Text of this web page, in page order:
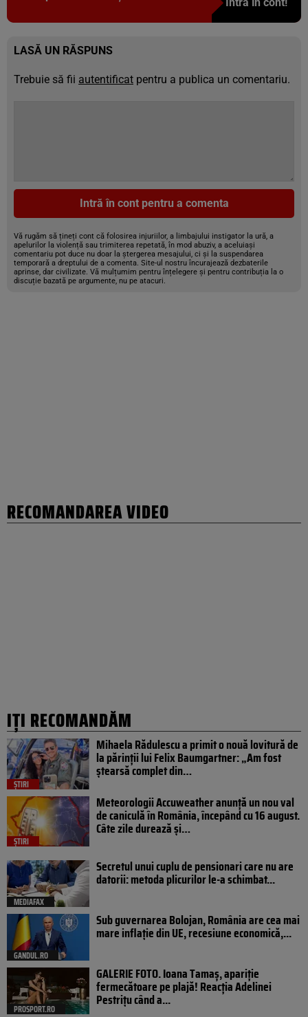
LASĂ UN RĂSPUNS
Trebuie să fii autentificat pentru a publica un comentariu.
Intră în cont pentru a comenta
Vă rugăm să țineți cont că folosirea injuriilor, a limbajului instigator la ură, a
apelurilor la violență sau trimiterea repetată, în mod abuziv, a aceluiași
comentariu pot duce nu doar la ștergerea mesajului, ci și la suspendarea
temporară a dreptului de a comenta. Site-ul nostru încurajează dezbaterile
aprinse, dar civilizate. Vă mulțumim pentru înțelegere și pentru contribuția la o
discuție bazată pe argumente, nu pe atacuri.
RECOMANDAREA VIDEO
IȚI RECOMANDĂM
ȘTIRI
Mihaela Rădulescu a primit o nouă lovitură de
la părinții lui Felix Baumgartner: „Am fost
ștearsă complet din…
ȘTIRI
Meteorologii Accuweather anunță un nou val
de caniculă în România, începând cu 16 august.
Câte zile durează și…
MEDIAFAX
Secretul unui cuplu de pensionari care nu are
datorii: metoda plicurilor le-a schimbat...
GANDUL.RO
Sub guvernarea Bolojan, România are cea mai
mare inflație din UE, recesiune economică,...
PROSPORT.RO
GALERIE FOTO. Ioana Tamaş, apariție
fermecătoare pe plajă! Reacția Adelinei
Pestrițu când a...